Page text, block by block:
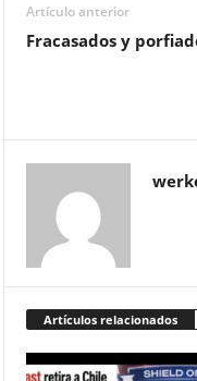
Artículo anterior
Fracasados y
Artículos relacionados